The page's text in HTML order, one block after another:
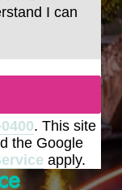
I can
. This site
the Google
apply.